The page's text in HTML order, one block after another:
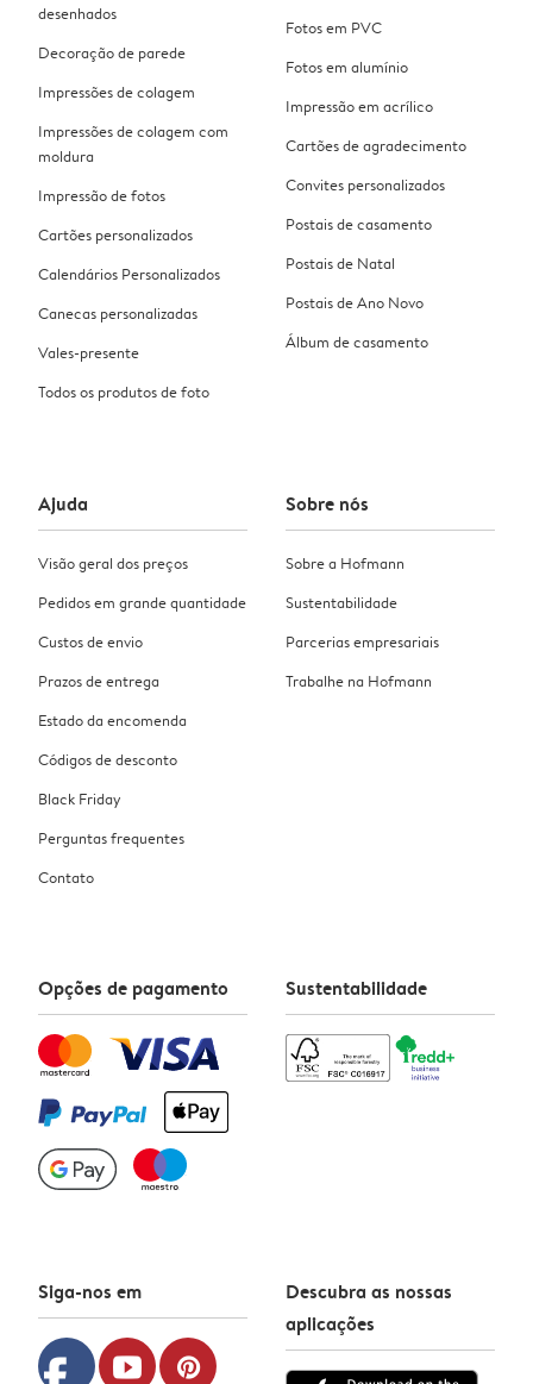
desenhados
Decoração de parede
Impressões de colagem
Impressões de colagem com
moldura
Impressão de fotos
Cartões personalizados
Calendários Personalizados
Canecas personalizadas
Vales-presente
Todos os produtos de foto
Fotos em PVC
Fotos em alumínio
Impressão em acrílico
Cartões de agradecimento
Convites personalizados
Postais de casamento
Postais de Natal
Postais de Ano Novo
Álbum de casamento
Ajuda
Visão geral dos preços
Pedidos em grande quantidade
Custos de envio
Prazos de entrega
Estado da encomenda
Códigos de desconto
Black Friday
Perguntas frequentes
Contato
Sobre nós
Sobre a Hofmann
Sustentabilidade
Parcerias empresariais
Trabalhe na Hofmann
Opções de pagamento Sustentabilidade
Siga-nos em
youtube pinterest
Descubra as nossas
aplicações